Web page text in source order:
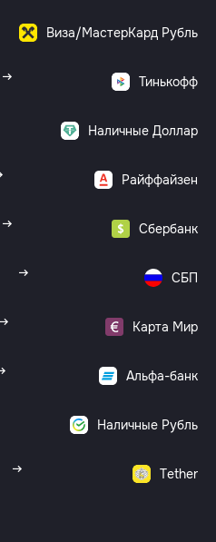
Виза/МастерКард Рубль
Тинькофф
Наличные Доллар
Райффайзен
Сбербанк
СБП
Карта Мир
Альфа-банк
Наличные Рубль
Tether